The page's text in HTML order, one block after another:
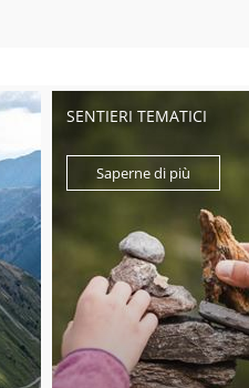
SENTIERI TEMATICI
Saperne di più